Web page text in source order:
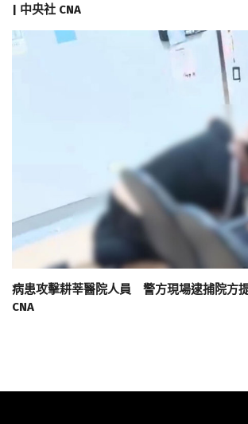
| 中央社 CNA
病患攻擊耕莘醫院人員 警方現場逮捕院方
CNA